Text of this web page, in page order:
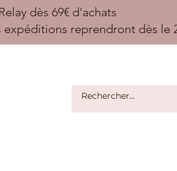
dès 69€ d'achats
reprendront dès le